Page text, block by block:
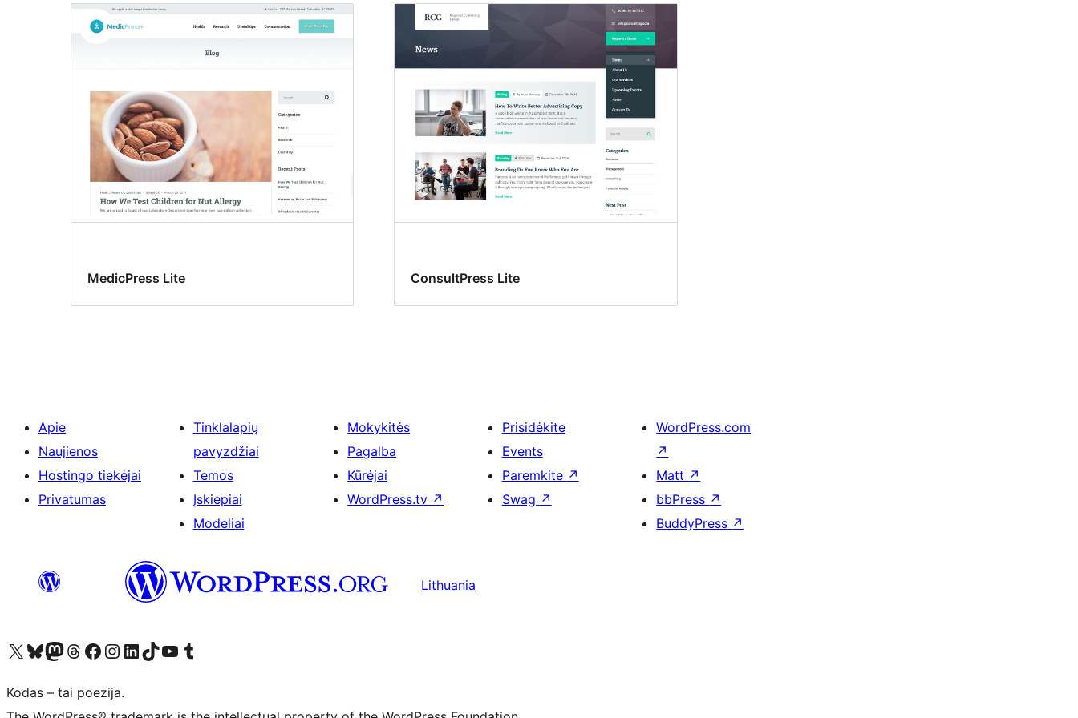
MedicPress Lite ConsultPress Lite
Apie
Naujienos
Hostingo tiekėjai
Privatumas
Tinklalapių
pavyzdžiai
Temos
Įskiepiai
Modeliai
Mokykitės
Pagalba
Kūrėjai
WordPress.tv ↗
Prisidėkite
Events
Paremkite ↗
Swag ↗
WordPress.com
↗
Matt ↗
bbPress ↗
BuddyPress ↗
Lithuania
Visit our X (formerly Twitter) account
Apsilankykite mūsų Bluesky paskyroje
Visit our Mastodon account
Apsilankykite mūsų Threads paskyroje
Visit our Facebook page
Visit our Instagram account
Visit our LinkedIn account
Apsilankykite mūsų TikTok paskyroje
Visit our YouTube channel
Apsilankykite mūsų Tumblr paskyroje
Kodas – tai poezija.